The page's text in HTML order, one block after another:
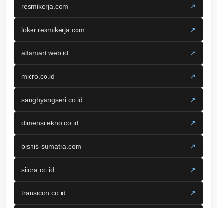
resmikerja.com ↗
loker.resmikerja.com ↗
alfamart.web.id ↗
micro.co.id ↗
sanghyangseri.co.id ↗
dimensitekno.co.id ↗
bisnis-sumatra.com ↗
siiora.co.id ↗
transicon.co.id ↗